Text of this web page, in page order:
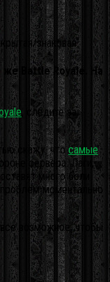
знаковая.
Battle Royale. На
, следите за
скажу, чтосамые
сервера. Лаги,
много боли
моментально
возможное, чтобы